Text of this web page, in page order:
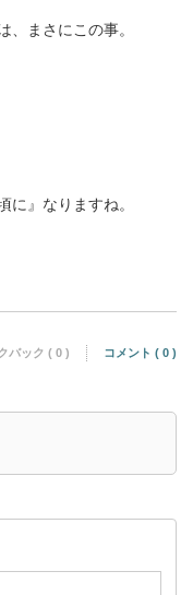
、まさにこの事。
に』なりますね。
バック ( 0 ) コメント ( 0 )